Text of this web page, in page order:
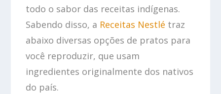
todo o sabor das receitas indígenas.
Sabendo disso, a Receitas Nestlé traz
abaixo diversas opções de pratos para
você reproduzir, que usam
ingredientes originalmente dos nativos
do país.